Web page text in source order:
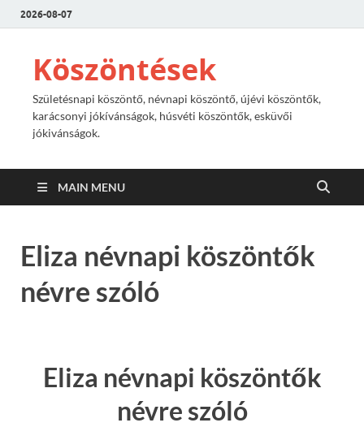
2026-08-07
Köszöntések
Születésnapi köszöntő, névnapi köszöntő, újévi köszöntők,
karácsonyi jókívánságok, húsvéti köszöntők, esküvői
jókivánságok.
MAIN MENU
Eliza névnapi köszöntők
névre szóló
Eliza névnapi köszöntők
névre szóló